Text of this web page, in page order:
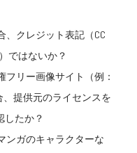
、クレジット表記（CC
ではないか？
フリー画像サイト（例：
、提供元のライセンスを
したか？
ンガのキャラクターな